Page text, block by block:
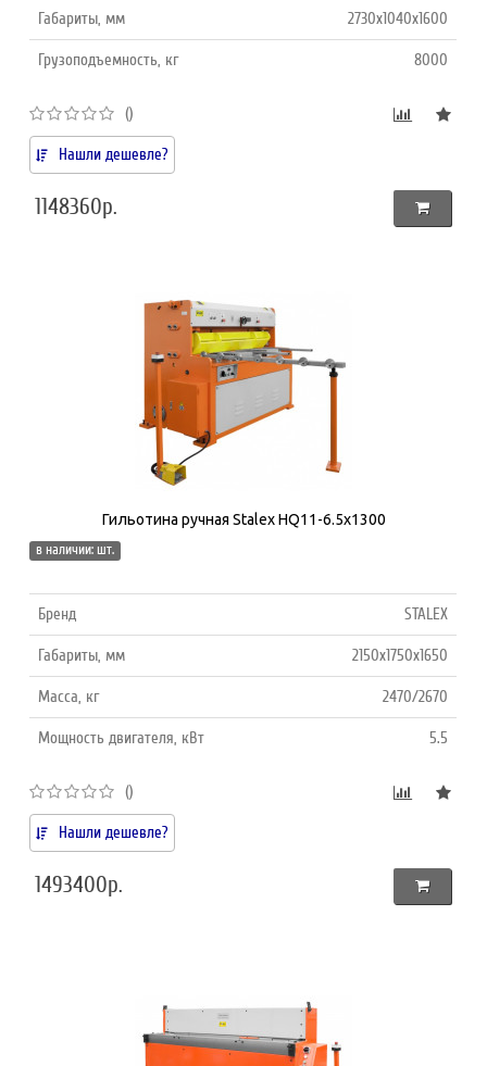
Габариты, мм 2730x1040x1600
Грузоподъемность, кг 8000
()
Нашли дешевле?
1148360р.
Гильотина ручная Stalex HQ11-6.5х1300
в наличии: шт.
Бренд STALEX
Габариты, мм 2150x1750x1650
Масса, кг 2470/2670
Мощность двигателя, кВт 5.5
()
Нашли дешевле?
1493400р.